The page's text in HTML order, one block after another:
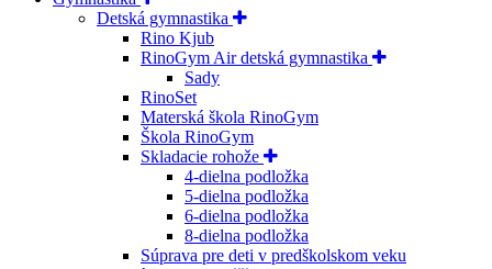
Detská gymnastika
Rino Kjub
RinoGym Air detská gymnastika
Sady
RinoSet
Materská škola RinoGym
Škola RinoGym
Skladacie rohože
4-dielna podložka
5-dielna podložka
6-dielna podložka
8-dielna podložka
Súprava pre deti v predškolskom veku